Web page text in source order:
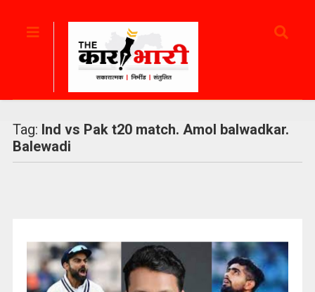
Tag: Ind vs Pak t20 match. Amol balwadkar.
Balewadi